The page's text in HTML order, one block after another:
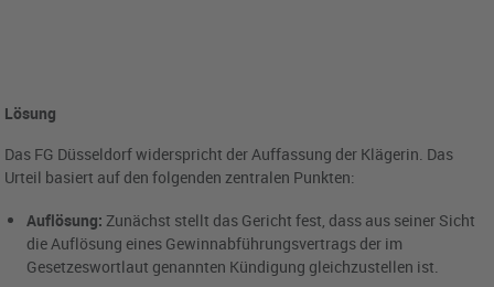
Lösung
Das FG Düsseldorf widerspricht der Auffassung der Klägerin. Das
Urteil basiert auf den folgenden zentralen Punkten:
Auflösung: Zunächst stellt das Gericht fest, dass aus seiner Sicht
die Auflösung eines Gewinnabführungsvertrags der im
Gesetzeswortlaut genannten Kündigung gleichzustellen ist.